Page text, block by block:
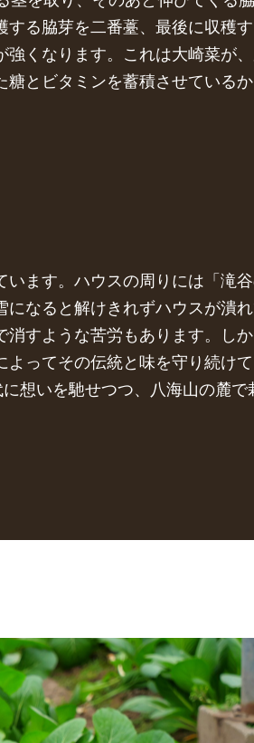
る脇芽を二番薹、最後に収穫
くなります。これは大崎菜が
とビタミンを蓄積させている
ます。ハウスの周りには「滝
なると解けきれずハウスが潰
すような苦労もあります。し
ってその伝統と味を守り続け
想いを馳せつつ、八海山の麓で